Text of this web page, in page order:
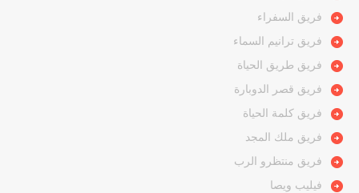
فريق السفراء
فريق ترانيم السماء
فريق طريق الحياة
فريق قصر الدوبارة
فريق كلمة الحياة
فريق ملك المجد
فريق منتظرو الرب
فيليب ويصا